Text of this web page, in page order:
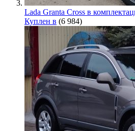
Lada Granta Cross в
Куплен в (6 984)